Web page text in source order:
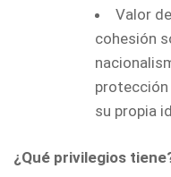
Valor
cohesión
su propia
¿Qué privilegios